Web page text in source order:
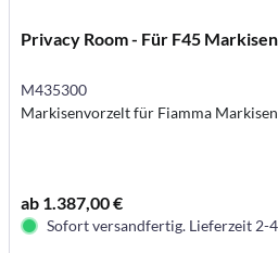
Privacy Room - Für F45
M435300
Markisenvorzelt für Fiamma
ab 1.387,00 €
Sofort versandfertig. Lieferzeit 2-4